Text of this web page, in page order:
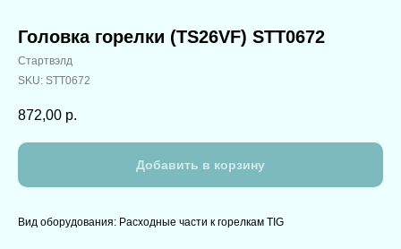
Головка горелки (TS26VF) STT0672
Стартвэлд
SKU: STT0672
872,00 р.
Добавить в корзину
Вид оборудования: Расходные части к горелкам TIG